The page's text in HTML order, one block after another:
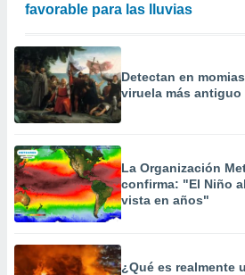
favorable para las lluvias
Detectan en
viruela más antiguo
La Organización
confirma: "El Niño
vista en años"
¿Qué es realmente